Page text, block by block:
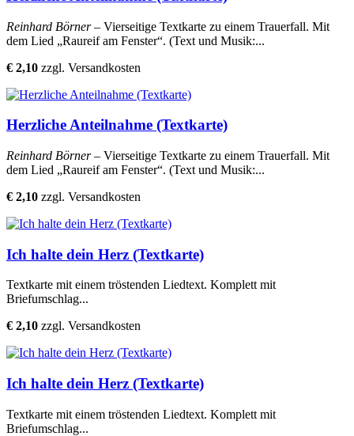
Reinhard Börner– Vierseitige Textkarte zu einem Trauerfall. Mit
dem Lied „Raureif am Fenster“. (Text und Musik:...
€ 2,10 zzgl. Versandkosten
Herzliche Anteilnahme (Textkarte)
Reinhard Börner– Vierseitige Textkarte zu einem Trauerfall. Mit
dem Lied „Raureif am Fenster“. (Text und Musik:...
€ 2,10 zzgl. Versandkosten
Ich halte dein Herz (Textkarte)
Textkarte mit einem tröstenden Liedtext. Komplett mit
Briefumschlag...
€ 2,10 zzgl. Versandkosten
Ich halte dein Herz (Textkarte)
Textkarte mit einem tröstenden Liedtext. Komplett mit
Briefumschlag...